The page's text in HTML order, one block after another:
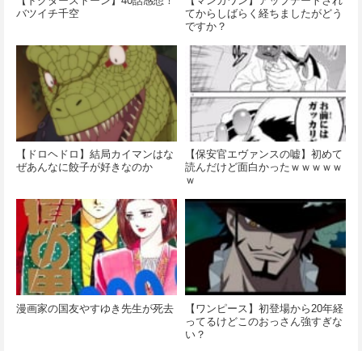
バツイチ千空
てからしばらく経ちましたがどう
ですか？
【ドロヘドロ】結局カイマンはな
ぜあんなに餃子が好きなのか
【保安官エヴァンスの嘘】初めて
読んだけど面白かったｗｗｗｗｗ
ｗ
漫画家の国友やすゆき先生が死去
【ワンピース】初登場から20年経
ってるけどこのおっさん強すぎな
い？